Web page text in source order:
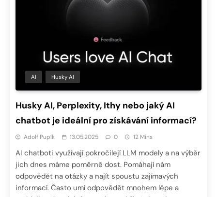
AI Husky AI
Husky AI, Perplexity, Ithy nebo jaký AI
chatbot je ideální pro získávání informací?
Adolf Pupík 13.05.2025 0 12 Mins
AI chatboti využívají pokročilejí LLM modely a na výběr
jich dnes máme poměrně dost. Pomáhají nám
odpovědět na otázky a najít spoustu zajímavých
informací. Často umí odpovědět mnohem lépe a